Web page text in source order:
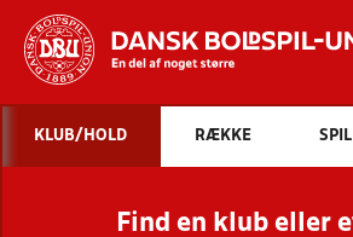
STILLINGER, RESULTATER,
KLUB/HOLD RÆKKE
Find en klub eller